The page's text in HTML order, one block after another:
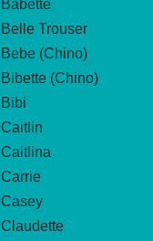
Babette
Belle Trouser
Bebe (Chino)
Bibette (Chino)
Bibi
Caitlin
Caitlina
Carrie
Casey
Claudette